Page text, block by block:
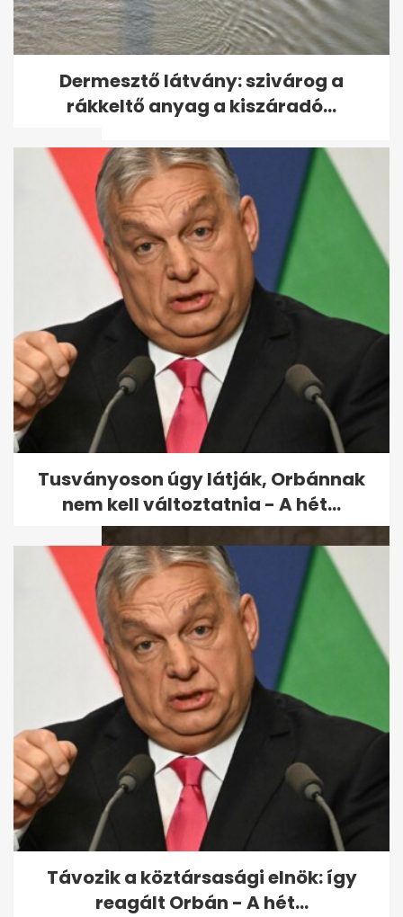
Mi történhetett Mészárosék
felcsúti karácsonyi bulijában?
A...
12 fontos gondolat Sulyok
Tamás rendhagyó, karácsonyi
beszédéből
Példa nélküli, amit Ferenc
pápa karácsony második
napján tett
Dermesztő látvány: szivárog a
rákkeltő anyag a kiszáradó...
Tusványoson úgy látják, Orbánnak
nem kell változtatnia - A hét...
Távozik a köztársasági elnök: így
reagált Orbán - A hét...